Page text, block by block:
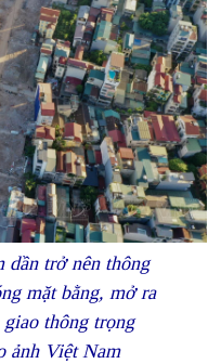
trở nên thông
mặt bằng, mở ra
thông trọng
ảnh Việt Nam